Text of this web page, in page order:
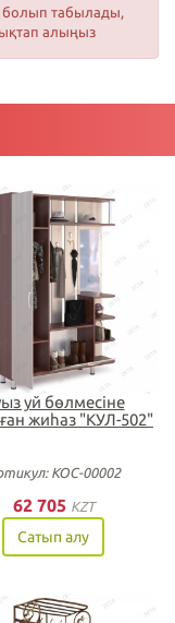
табылады,
алыңыз
yй бөлмесіне
жиһаз "КУЛ-502"
КОС-00002
62 705 KZT
Сатып алу